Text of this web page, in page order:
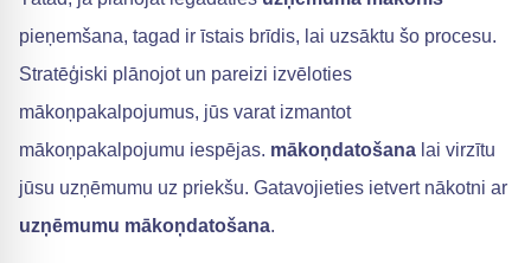
pieņemšana, tagad ir īstais brīdis, lai uzsāktu šo procesu.
Stratēģiski plānojot un pareizi izvēloties
mākoņpakalpojumus, jūs varat izmantot
mākoņpakalpojumu iespējas. mākoņdatošana lai virzītu
jūsu uzņēmumu uz priekšu. Gatavojieties ietvert nākotni ar
uzņēmumu mākoņdatošana.